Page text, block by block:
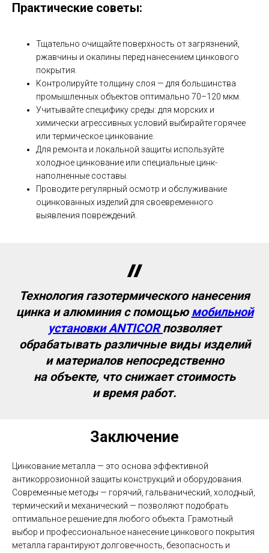
Практические советы:
Тщательно очищайте поверхность от загрязнений,
ржавчины и окалины перед нанесением цинкового
покрытия.
Контролируйте толщину слоя — для большинства
промышленных объектов оптимально 70–120 мкм.
Учитывайте специфику среды: для морских и
химически агрессивных условий выбирайте горячее
или термическое цинкование.
Для ремонта и локальной защиты используйте
холодное цинкование или специальные цинк-
наполненные составы.
Проводите регулярный осмотр и обслуживание
оцинкованных изделий для своевременного
выявления повреждений.
Технология газотермического нанесения
цинка и алюминия с помощьюмобильной
установкиANTICORпозволяет
обрабатывать различные виды изделий
и материалов непосредственно
на объекте, что снижает стоимость
и время работ.
Заключение
Цинкование металла — это основа эффективной
антикоррозионной защиты конструкций и оборудования.
Современные методы — горячий, гальванический, холодный,
термический и механический — позволяют подобрать
оптимальное решение для любого объекта. Грамотный
выбор и профессиональное нанесение цинкового покрытия
металла гарантируют долговечность, безопасность и